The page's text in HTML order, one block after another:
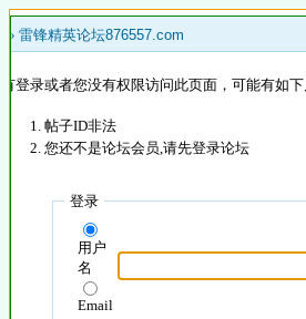
» 雷锋精英论坛876557.com
登录或者您没有权限访问此页面，可能有如
帖子ID非法
您还不是论坛会员,请先登录论坛
登录
用户
名
Email